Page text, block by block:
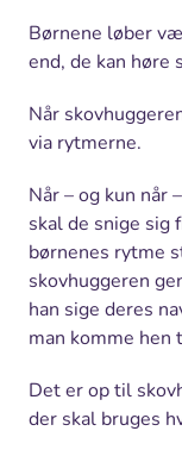
Børnene løber
end, de kan høre
Når
via rytmerne.
Når – og kun når
skal de snige sig
børnenes rytme
skovhuggeren
han sige deres
man komme
Det er op til
der skal bruges